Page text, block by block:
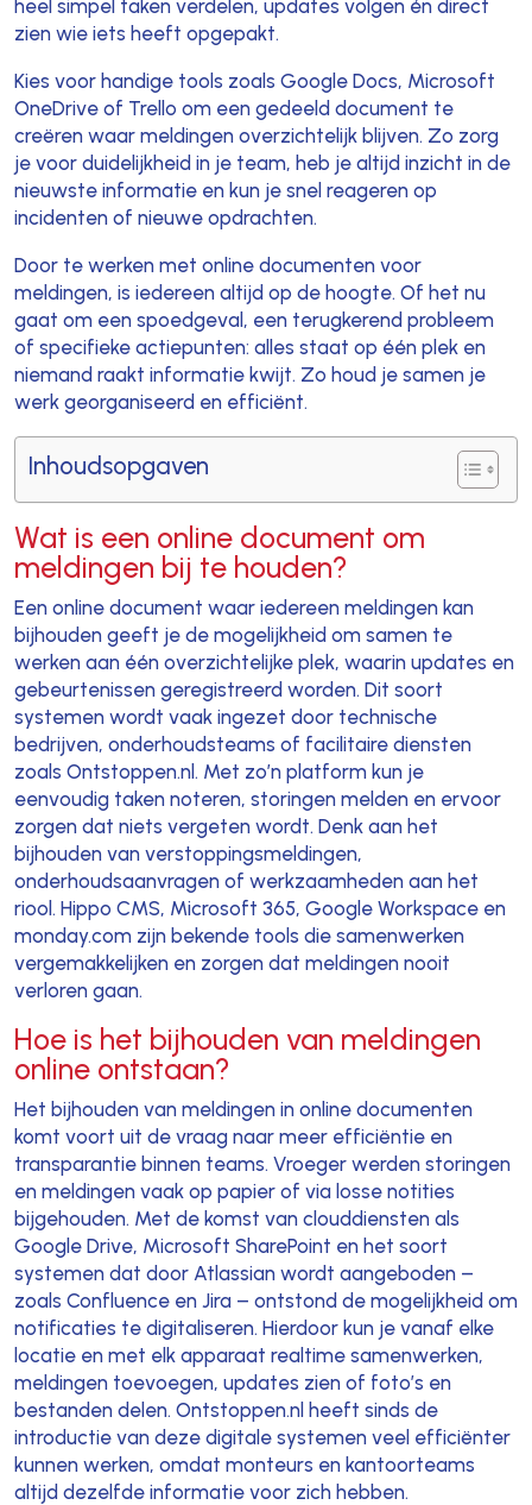
heel simpel taken verdelen, updates volgen én direct
zien wie iets heeft opgepakt.
Kies voor handige tools zoals Google Docs, Microsoft
OneDrive of Trello om een gedeeld document te
creëren waar meldingen overzichtelijk blijven. Zo zorg
je voor duidelijkheid in je team, heb je altijd inzicht in de
nieuwste informatie en kun je snel reageren op
incidenten of nieuwe opdrachten.
Door te werken met online documenten voor
meldingen, is iedereen altijd op de hoogte. Of het nu
gaat om een spoedgeval, een terugkerend probleem
of specifieke actiepunten: alles staat op één plek en
niemand raakt informatie kwijt. Zo houd je samen je
werk georganiseerd en efficiënt.
Inhoudsopgaven
Wat is een online document om
meldingen bij te houden?
Een online document waar iedereen meldingen kan
bijhouden geeft je de mogelijkheid om samen te
werken aan één overzichtelijke plek, waarin updates en
gebeurtenissen geregistreerd worden. Dit soort
systemen wordt vaak ingezet door technische
bedrijven, onderhoudsteams of facilitaire diensten
zoals Ontstoppen.nl. Met zo’n platform kun je
eenvoudig taken noteren, storingen melden en ervoor
zorgen dat niets vergeten wordt. Denk aan het
bijhouden van verstoppingsmeldingen,
onderhoudsaanvragen of werkzaamheden aan het
riool. Hippo CMS, Microsoft 365, Google Workspace en
monday.com zijn bekende tools die samenwerken
vergemakkelijken en zorgen dat meldingen nooit
verloren gaan.
Hoe is het bijhouden van meldingen
online ontstaan?
Het bijhouden van meldingen in online documenten
komt voort uit de vraag naar meer efficiëntie en
transparantie binnen teams. Vroeger werden storingen
en meldingen vaak op papier of via losse notities
bijgehouden. Met de komst van clouddiensten als
Google Drive, Microsoft SharePoint en het soort
systemen dat door Atlassian wordt aangeboden –
zoals Confluence en Jira – ontstond de mogelijkheid om
notificaties te digitaliseren. Hierdoor kun je vanaf elke
locatie en met elk apparaat realtime samenwerken,
meldingen toevoegen, updates zien of foto’s en
bestanden delen. Ontstoppen.nl heeft sinds de
introductie van deze digitale systemen veel efficiënter
kunnen werken, omdat monteurs en kantoorteams
altijd dezelfde informatie voor zich hebben.